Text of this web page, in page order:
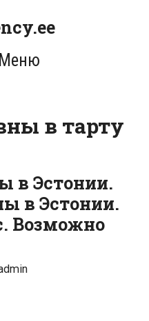
Меню
в тарту
в Эстонии.
в Эстонии.
Возможно